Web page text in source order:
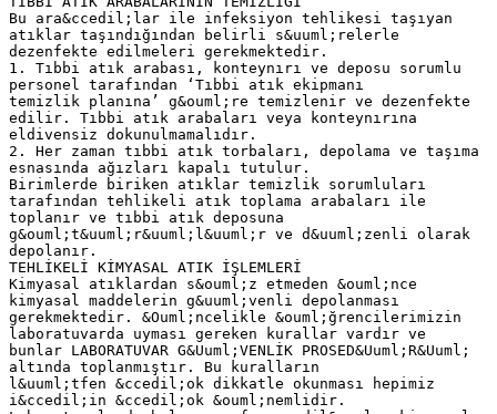
Bu ara&ccedil;lar ile infeksiyon tehlikesi taşıyan
atıklar taşındığından belirli s&uuml;relerle
dezenfekte edilmeleri gerekmektedir.
1. Tıbbi atık arabası, konteynırı ve deposu sorumlu
personel tarafından ‘Tıbbi atık ekipmanı
temizlik planına’ g&ouml;re temizlenir ve dezenfekte
edilir. Tıbbi atık arabaları veya konteynırına
eldivensiz dokunulmamalıdır.
2. Her zaman tıbbi atık torbaları, depolama ve taşıma
esnasında ağızları kapalı tutulur.
Birimlerde biriken atıklar temizlik sorumluları
tarafından tehlikeli atık toplama arabaları ile
toplanır ve tıbbi atık deposuna
g&ouml;t&uuml;r&uuml;l&uuml;r ve d&uuml;zenli olarak
depolanır.
TEHLİKELİ KİMYASAL ATIK İŞLEMLERİ
Kimyasal atıklardan s&ouml;z etmeden &ouml;nce
kimyasal maddelerin g&uuml;venli depolanması
gerekmektedir. &Ouml;ncelikle &ouml;ğrencilerimizin
laboratuvarda uyması gereken kurallar vardır ve
bunlar LABORATUVAR G&Uuml;VENLİK PROSED&Uuml;R&Uuml;
altında toplanmıştır. Bu kuralların
l&uuml;tfen &ccedil;ok dikkatle okunması hepimiz
i&ccedil;in &ccedil;ok &ouml;nemlidir.